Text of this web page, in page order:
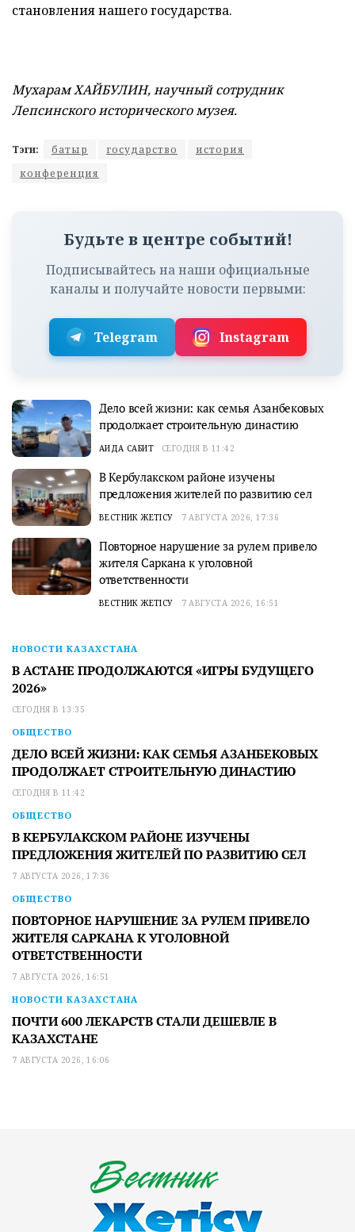
становления нашего государства.
Мухарам ХАЙБУЛИН, научный сотрудник
Лепсинского исторического музея.
Тэги: батыр государство
история
конференция
Будьте в центре событий!
Подписывайтесь на наши официальные
каналы и получайте новости первыми:
Telegram Instagram
Дело всей жизни: как семья Азанбековых
продолжает строительную династию
АИДА САБИТ СЕГОДНЯ В 11:42
В Кербулакском районе изучены
предложения жителей по развитию сел
ВЕСТНИК ЖЕТІСУ 7 АВГУСТА 2026, 17:36
Повторное нарушение за рулем привело
жителя Саркана к уголовной
ответственности
ВЕСТНИК ЖЕТІСУ 7 АВГУСТА 2026, 16:51
НОВОСТИ КАЗАХСТАНА
В АСТАНЕ ПРОДОЛЖАЮТСЯ «ИГРЫ БУДУЩЕГО
2026»
СЕГОДНЯ В 13:35
ОБЩЕСТВО
ДЕЛО ВСЕЙ ЖИЗНИ: КАК СЕМЬЯ АЗАНБЕКОВЫХ
ПРОДОЛЖАЕТ СТРОИТЕЛЬНУЮ ДИНАСТИЮ
СЕГОДНЯ В 11:42
ОБЩЕСТВО
В КЕРБУЛАКСКОМ РАЙОНЕ ИЗУЧЕНЫ
ПРЕДЛОЖЕНИЯ ЖИТЕЛЕЙ ПО РАЗВИТИЮ СЕЛ
7 АВГУСТА 2026, 17:36
ОБЩЕСТВО
ПОВТОРНОЕ НАРУШЕНИЕ ЗА РУЛЕМ ПРИВЕЛО
ЖИТЕЛЯ САРКАНА К УГОЛОВНОЙ
ОТВЕТСТВЕННОСТИ
7 АВГУСТА 2026, 16:51
НОВОСТИ КАЗАХСТАНА
ПОЧТИ 600 ЛЕКАРСТВ СТАЛИ ДЕШЕВЛЕ В
КАЗАХСТАНЕ
7 АВГУСТА 2026, 16:06